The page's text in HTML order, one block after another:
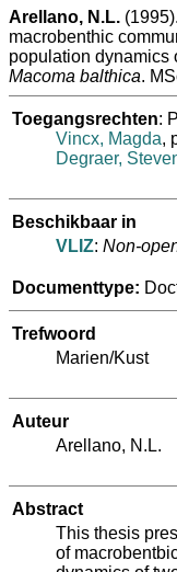
Arellano, N.L.
macrobenthic
population dynamics
Macoma balthica.
Toegangsrechten:
Vincx, Magda,
Degraer,
Beschikbaar in
VLIZ: Non-
Documenttype:
Trefwoord
Marien/Kust
Auteur
Arellano, N.L.
Abstract
This thesis
of